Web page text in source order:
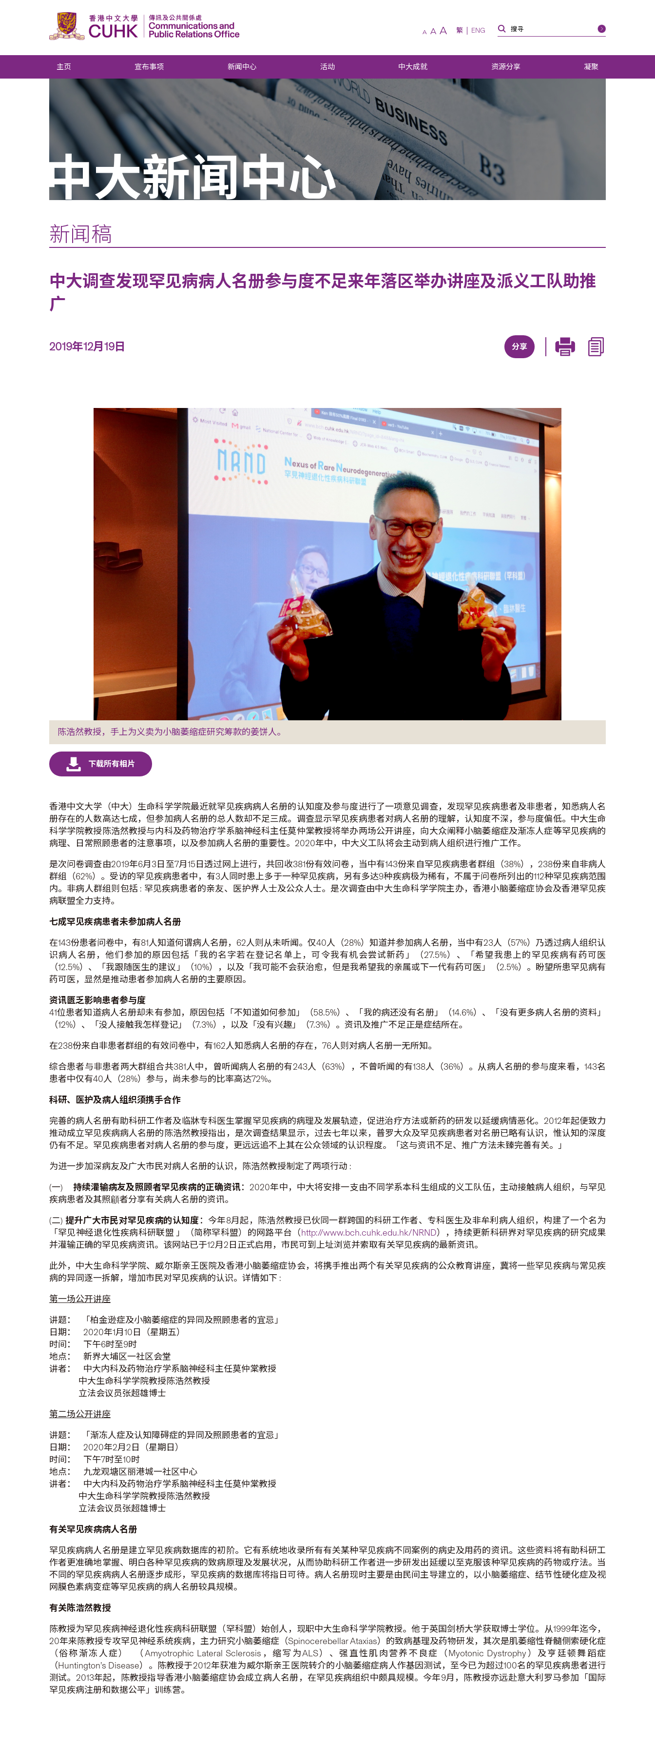
A A A 繁 ENG
主页 宣布事项 新闻中心 活动 中大成就 资源分享 凝聚
中大新闻中心
新闻稿
中大调查发现罕见病病人名册参与度不足来年落区举办讲座及派义工队助推
广
2019年12月19日 分享
陈浩然教授，手上为义卖为小脑萎缩症研究筹款的姜饼人。
香港中文大学（中大）生命科学学院最近就罕见疾病病人名册的认知度及参与度进行了一项意见调查，发现罕见疾病患者及非患者，知悉病人名
册存在的人数高达七成，但参加病人名册的总人数却不足三成。调查显示罕见疾病患者对病人名册的理解，认知度不深，参与度偏低。中大生命
科学学院教授陈浩然教授与内科及药物治疗学系脑神经科主任莫仲棠教授将举办两场公开讲座，向大众阐释小脑萎缩症及渐冻人症等罕见疾病的
病理、日常照顾患者的注意事项，以及参加病人名册的重要性。2020年中，中大义工队将会主动到病人组织进行推广工作。
是次问卷调查由2019年6月3日至7月15日透过网上进行，共回收381份有效问卷，当中有143份来自罕见疾病患者群组（38%），238份来自非病人
群组（62%）。受访的罕见疾病患者中，有3人同时患上多于一种罕见疾病，另有多达9种疾病极为稀有，不属于问卷所列出的112种罕见疾病范围
内。非病人群组则包括 : 罕见疾病患者的亲友、医护界人士及公众人士。是次调查由中大生命科学学院主办，香港小脑萎缩症协会及香港罕见疾
病联盟全力支持。
七成罕见疾病患者未参加病人名册
在143份患者问卷中，有81人知道何谓病人名册，62人则从未听闻。仅40人（28%）知道并参加病人名册，当中有23人（57%）乃透过病人组织认
识病人名册，他们参加的原因包括「我的名字若在登记名单上，可令我有机会尝试新药」（27.5%）、「希望我患上的罕见疾病有药可医
（12.5%）、「我跟随医生的建议」（10%），以及「我可能不会获治愈，但是我希望我的亲属或下一代有药可医」（2.5%）。盼望所患罕见病有
药可医，显然是推动患者参加病人名册的主要原因。
资讯匮乏影响患者参与度
41位患者知道病人名册却未有参加，原因包括「不知道如何参加」（58.5%）、「我的病还没有名册」（14.6%）、「没有更多病人名册的资料」
（12%）、「没人接触我怎样登记」（7.3%），以及「没有兴趣」（7.3%）。资讯及推广不足正是症结所在。
在238份来自非患者群组的有效问卷中，有162人知悉病人名册的存在，76人则对病人名册一无所知。
综合患者与非患者两大群组合共381人中，曾听闻病人名册的有243人（63%），不曾听闻的有138人（36%）。从病人名册的参与度来看，143名
患者中仅有40人（28%）参与，尚未参与的比率高达72%。
科研、医护及病人组织须携手合作
完善的病人名册有助科研工作者及临牀专科医生掌握罕见疾病的病理及发展轨迹，促进治疗方法或新药的研发以延缓病情恶化。2012年起便致力
推动成立罕见疾病病人名册的陈浩然教授指出，是次调查结果显示，过去七年以来，普罗大众及罕见疾病患者对名册已略有认识，惟认知的深度
仍有不足。罕见疾病患者对病人名册的参与度，更远远追不上其在公众领域的认识程度。「这与资讯不足、推广方法未臻完善有关。」
为进一步加深病友及广大市民对病人名册的认识，陈浩然教授制定了两项行动 :
(一) 持续灌输病友及照顾者罕见疾病的正确资讯：2020年中，中大将安排一支由不同学系本科生组成的义工队伍，主动接触病人组织，与罕见
疾病患者及其照顅者分享有关病人名册的资讯。
(二) 提升广大市民对罕见疾病的认知度：今年8月起，陈浩然教授已伙同一群跨国的科研工作者、专科医生及非牟利病人组织，构建了一个名为
「罕见神经退化性疾病科研联盟 」（简称罕科盟）的网路平台（http://www.bch.cuhk.edu.hk/NRND），持续更新科研界对罕见疾病的研究成果
并灌输正确的罕见疾病资讯。该网站已于12月2日正式启用，市民可到上址浏览并索取有关罕见疾病的最新资讯。
此外，中大生命科学学院、威尔斯亲王医院及香港小脑萎缩症协会，将携手推出两个有关罕见疾病的公众教育讲座，冀将一些罕见疾病与常见疾
病的异同逐一拆解，增加市民对罕见疾病的认识。详情如下 :
第一场公开讲座
讲题： 「柏金逊症及小脑萎缩症的异同及照顾患者的宜忌」
日期： 2020年1月10日（星期五）
时间： 下午6时至9时
地点： 新界大埔区一社区会堂
讲者： 中大内科及药物治疗学系脑神经科主任莫仲棠教授
中大生命科学学院教授陈浩然教授
立法会议员张超雄博士
第二场公开讲座
讲题： 「渐冻人症及认知障碍症的异同及照顾患者的宜忌」
日期： 2020年2月2日（星期日）
时间： 下午7时至10时
地点： 九龙观塘区丽港城一社区中心
讲者： 中大内科及药物治疗学系脑神经科主任莫仲棠教授
中大生命科学学院教授陈浩然教授
立法会议员张超雄博士
有关罕见疾病病人名册
罕见疾病病人名册是建立罕见疾病数据库的初阶。它有系统地收录所有有关某种罕见疾病不同案例的病史及用药的资讯。这些资料将有助科研工
作者更准确地掌握、明白各种罕见疾病的致病原理及发展状况，从而协助科研工作者进一步研发出延缓以至克服该种罕见疾病的药物或疗法。当
不同的罕见疾病病人名册逐步成形，罕见疾病的数据库将指日可待。病人名册现时主要是由民间主导建立的，以小脑萎缩症、结节性硬化症及视
网膜色素病变症等罕见疾病的病人名册较具规模。
有关陈浩然教授
陈教授为罕见疾病神经退化性疾病科研联盟（罕科盟）始创人，现职中大生命科学学院教授。他于英国剑桥大学获取博士学位。从1999年迄今，
20年来陈教授专攻罕见神经系统疾病，主力研究小脑萎缩症（Spinocerebellar Ataxias）的致病基理及药物研发，其次是肌萎缩性脊髓侧索硬化症
（俗称渐冻人症） （Amyotrophic Lateral Sclerosis，缩写为ALS）、强直性肌肉营养不良症（Myotonic Dystrophy）及亨廷顿舞蹈症
（Huntington’s Disease）。陈教授于2012年获准为威尔斯亲王医院转介的小脑萎缩症病人作基因测试，至今已为超过100名的罕见疾病患者进行
测试。2013年起，陈教授指导香港小脑萎缩症协会成立病人名册，在罕见疾病组织中颇具规模。今年9月，陈教授亦远赴意大利罗马参加「国际
罕见疾病注册和数据公平」训练营。